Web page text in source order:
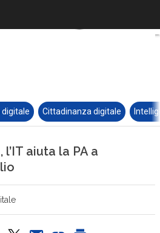
Cittadinanza digitale
aiuta la PA a